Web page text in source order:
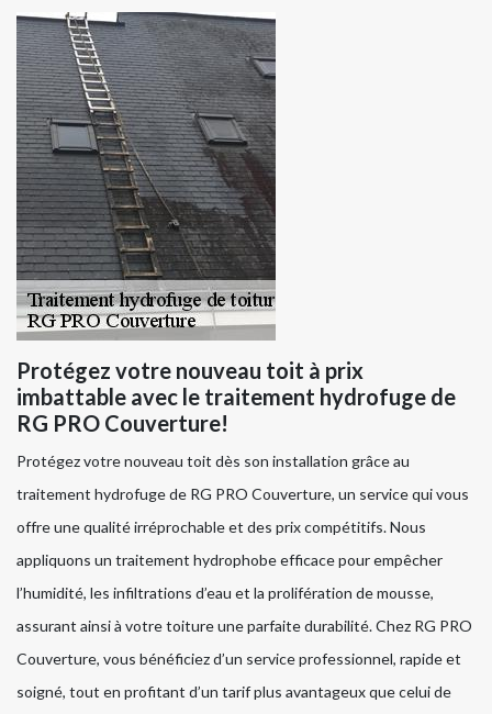
Protégez votre nouveau toit à prix
imbattable avec le traitement hydrofuge de
RG PRO Couverture!
Protégez votre nouveau toit dès son installation grâce au
traitement hydrofuge de RG PRO Couverture, un service qui vous
offre une qualité irréprochable et des prix compétitifs. Nous
appliquons un traitement hydrophobe efficace pour empêcher
l’humidité, les infiltrations d’eau et la prolifération de mousse,
assurant ainsi à votre toiture une parfaite durabilité. Chez RG PRO
Couverture, vous bénéficiez d’un service professionnel, rapide et
soigné, tout en profitant d’un tarif plus avantageux que celui de